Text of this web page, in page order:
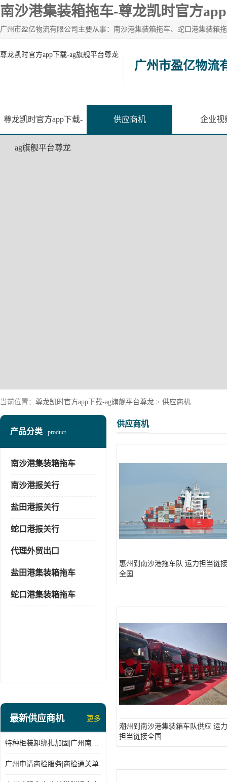
南沙港集装箱拖车-尊龙凯时官方
尊龙凯时官方app下载-ag旗舰平台尊龙
广州市盈亿物流
尊龙凯时官方app下载-
ag旗舰平台尊龙
供应商机 企业视
当前位置： 尊龙凯时官方app下载-ag旗舰平台尊龙 > 供应商机
产品分类 product
南沙港集装箱拖车
南沙港报关行
盐田港报关行
蛇口港报关行
代理外贸出口
盐田港集装箱拖车
蛇口港集装箱拖车
最新供应商机 更多
特种柜装卸绑扎加固|广州南沙仓库装卸
广州申请商检服务|商检通关单
供应商机
惠州到南沙港拖车队 运力担当链接
全国
潮州到南沙港集装箱车队供应 运力
担当链接全国